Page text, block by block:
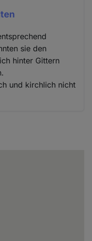
sie den
hinter Gittern
und kirchlich nicht